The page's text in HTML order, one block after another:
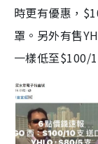
時更有優惠，
罩。另外有售
一樣低至$100/